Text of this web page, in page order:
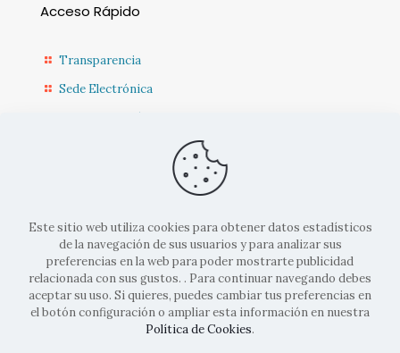
Acceso Rápido
Transparencia
Sede Electrónica
Sede Diputación CR
Actualidad Municipal
© 2022 Ayto. Corral de Calatrava |Aviso legal|Politicas de
Políticas de privacidad| Diseñado por
Este sitio web utiliza cookies para obtener datos estadísticos
de la navegación de sus usuarios y para analizar sus
preferencias en la web para poder mostrarte publicidad
relacionada con sus gustos. . Para continuar navegando debes
aceptar su uso. Si quieres, puedes cambiar tus preferencias en
el botón configuración o ampliar esta información en nuestra
Política de Cookies.